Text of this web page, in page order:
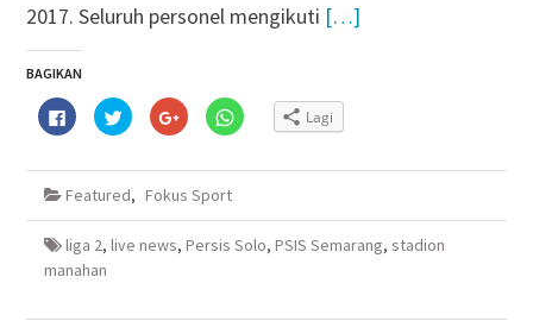
2017. Seluruh personel mengikuti […]
BAGIKAN
Klik
untuk
membagikan
Facebook(Membuka
jendela
baru)
Klik
untuk
berbagi
Twitter(Membuka
jendela
baru)
Klik
untuk
berbagi
Google+
di
yang
baru)
Klik
untuk
WhatsApp(Membuka
baru)
Lagi
Featured, Fokus Sport
liga 2, live news, Persis Solo, PSIS Semarang, stadion
manahan